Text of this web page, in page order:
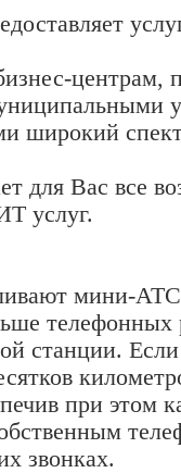
центрам,
широкий
для Вас все
услуг.
мини-
телефонных
станции.
при этом
звонках.